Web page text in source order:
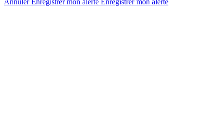
AnnulerEnregistrer mon alerte Enregistrermon alerte